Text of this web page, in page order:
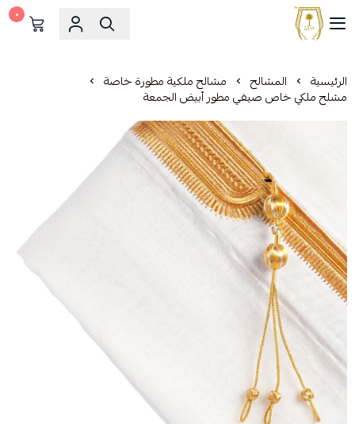
مشالح المهدي الملكية
٠
الرئيسية المشالح مشالح ملكية مطورة خاصة
مشلح ملكي خاص صيفي مطور أبيض الجمعة